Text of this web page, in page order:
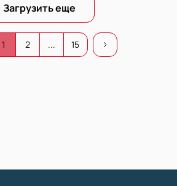
Загрузить еще
1 2 ... 15